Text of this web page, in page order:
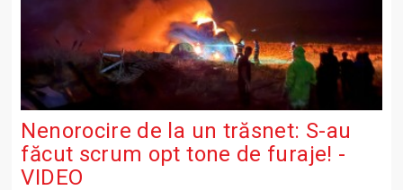
Nenorocire de la un trăsnet: S-au
făcut scrum opt tone de furaje! -
VIDEO